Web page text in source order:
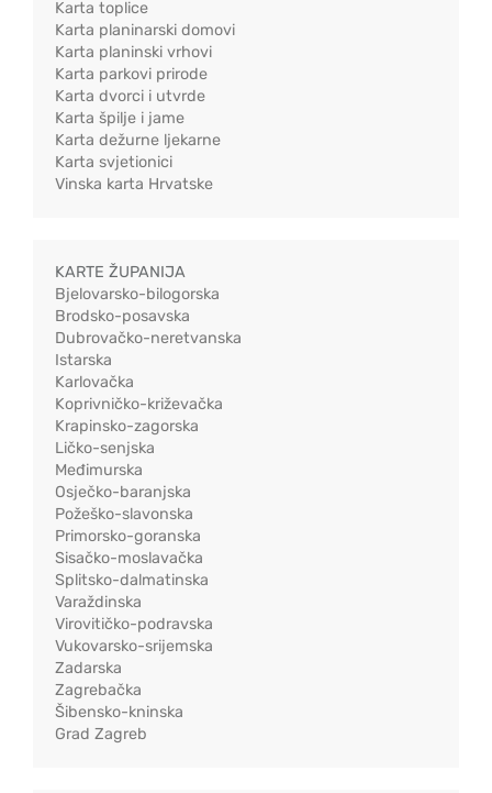
Karta toplice
Karta planinarski domovi
Karta planinski vrhovi
Karta parkovi prirode
Karta dvorci i utvrde
Karta špilje i jame
Karta dežurne ljekarne
Karta svjetionici
Vinska karta Hrvatske
KARTE ŽUPANIJA
Bjelovarsko-bilogorska
Brodsko-posavska
Dubrovačko-neretvanska
Istarska
Karlovačka
Koprivničko-križevačka
Krapinsko-zagorska
Ličko-senjska
Međimurska
Osječko-baranjska
Požeško-slavonska
Primorsko-goranska
Sisačko-moslavačka
Splitsko-dalmatinska
Varaždinska
Virovitičko-podravska
Vukovarsko-srijemska
Zadarska
Zagrebačka
Šibensko-kninska
Grad Zagreb